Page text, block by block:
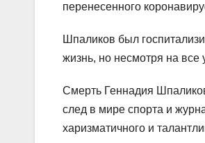
перенесенного
Шпаликов был
жизнь, но несмотря на все
Смерть Геннадия
след в мире спорта и
харизматичного и